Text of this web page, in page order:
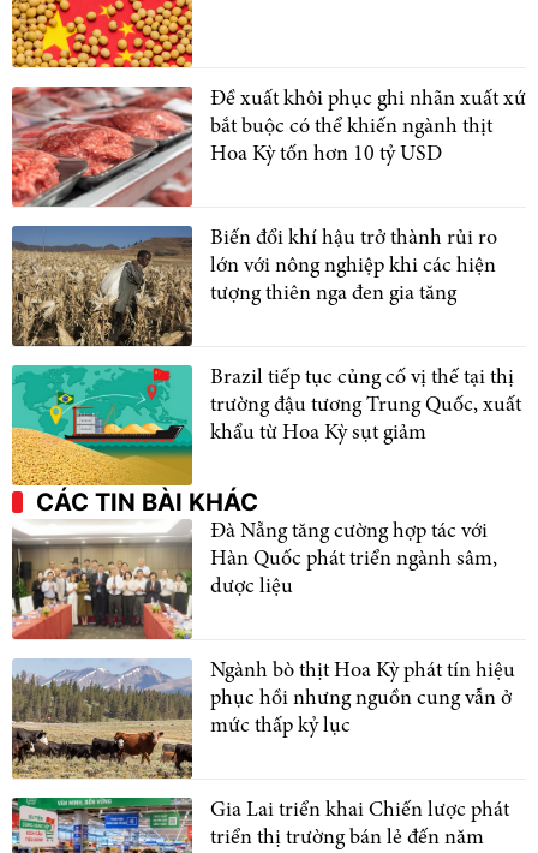
Đề xuất khôi phục ghi nhãn xuất xứ
bắt buộc có thể khiến ngành thịt
Hoa Kỳ tốn hơn 10 tỷ USD
Biến đổi khí hậu trở thành rủi ro
lớn với nông nghiệp khi các hiện
tượng thiên nga đen gia tăng
Brazil tiếp tục củng cố vị thế tại thị
trường đậu tương Trung Quốc, xuất
khẩu từ Hoa Kỳ sụt giảm
CÁC TIN BÀI KHÁC
Đà Nẵng tăng cường hợp tác với
Hàn Quốc phát triển ngành sâm,
dược liệu
Ngành bò thịt Hoa Kỳ phát tín hiệu
phục hồi nhưng nguồn cung vẫn ở
mức thấp kỷ lục
Gia Lai triển khai Chiến lược phát
triển thị trường bán lẻ đến năm